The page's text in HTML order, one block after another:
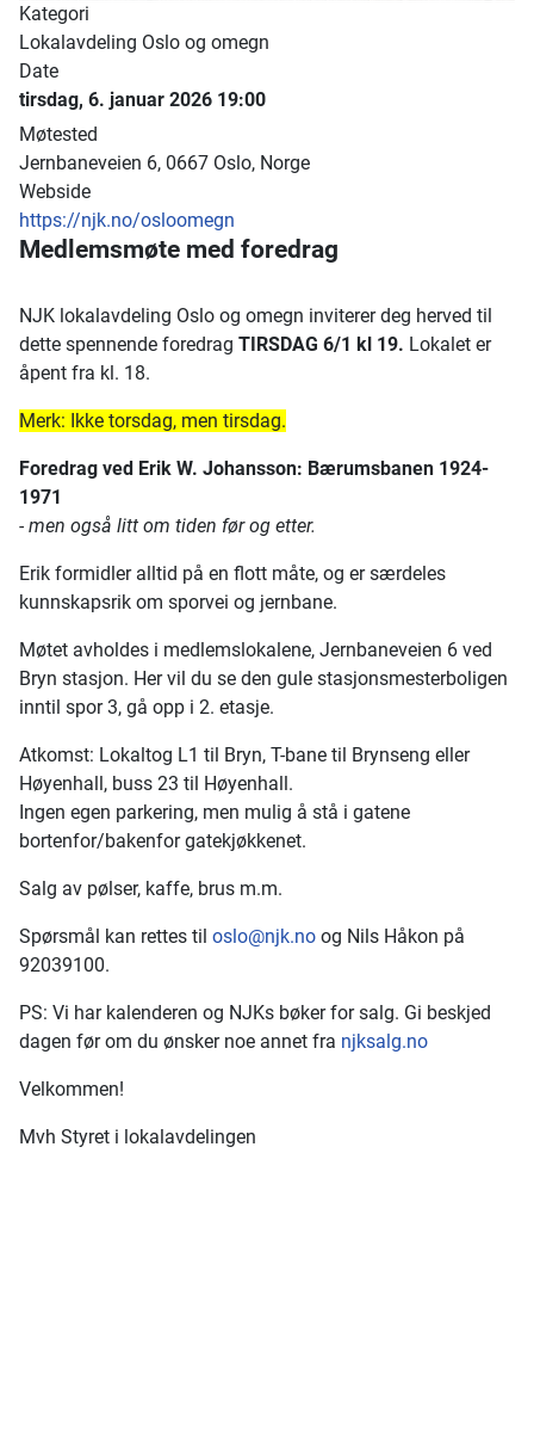
Kategori
Lokalavdeling Oslo og omegn
Date
tirsdag, 6. januar 2026 19:00
Møtested
Jernbaneveien 6, 0667 Oslo, Norge
Webside
https://njk.no/osloomegn
Medlemsmøte med foredrag
NJK lokalavdeling Oslo og omegn inviterer deg herved til
dette spennende foredrag TIRSDAG 6/1 kl 19. Lokalet er
åpent fra kl. 18.
Merk: Ikke torsdag, men tirsdag.
Foredrag ved Erik W. Johansson: Bærumsbanen 1924-
1971
- men også litt om tiden før og etter.
Erik formidler alltid på en flott måte, og er særdeles
kunnskapsrik om sporvei og jernbane.
Møtet avholdes i medlemslokalene, Jernbaneveien 6 ved
Bryn stasjon. Her vil du se den gule stasjonsmesterboligen
inntil spor 3, gå opp i 2. etasje.
Atkomst: Lokaltog L1 til Bryn, T-bane til Brynseng eller
Høyenhall, buss 23 til Høyenhall.
Ingen egen parkering, men mulig å stå i gatene
bortenfor/bakenfor gatekjøkkenet.
Salg av pølser, kaffe, brus m.m.
Spørsmål kan rettes til oslo@njk.no og Nils Håkon på
92039100.
PS: Vi har kalenderen og NJKs bøker for salg. Gi beskjed
dagen før om du ønsker noe annet fra njksalg.no
Velkommen!
Mvh Styret i lokalavdelingen